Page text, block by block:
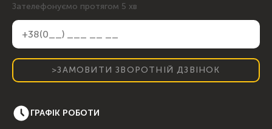
Зателефонуємо протягом 5 хв
>ЗАМОВИТИ ЗВОРОТНІЙ ДЗВІНОК
ГРАФІК РОБОТИ